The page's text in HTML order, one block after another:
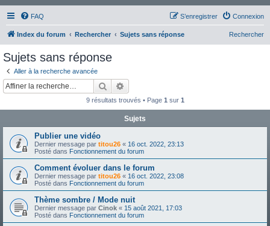
FAQ Connexion
S’enregistrer
Index du forum Rechercher Sujets sans réponse Rechercher
Sujets sans réponse
Aller à la recherche avancée
Rechercher
9 résultats trouvés • Page 1 sur 1
Sujets
Publier une vidéo
Dernier message par titou26 « 16 oct. 2022, 23:13
Posté dans Fonctionnement du forum
Comment évoluer dans le forum
Dernier message par titou26 « 16 oct. 2022, 23:08
Posté dans Fonctionnement du forum
Thème sombre / Mode nuit
Dernier message par Cinok « 15 août 2021, 17:03
Posté dans Fonctionnement du forum